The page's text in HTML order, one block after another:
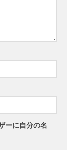
ーに自分の名